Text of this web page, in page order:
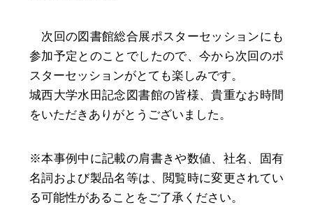
次回の図書館総合展ポスターセッションにも
参加予定とのことでしたので、今から次回のポ
スターセッションがとても楽しみです。
城西大学水田記念図書館の皆様、貴重なお時間
をいただきありがとうございました。
※本事例中に記載の肩書きや数値、社名、固有
名詞および製品名等は、閲覧時に変更されてい
る可能性があることをご了承ください。